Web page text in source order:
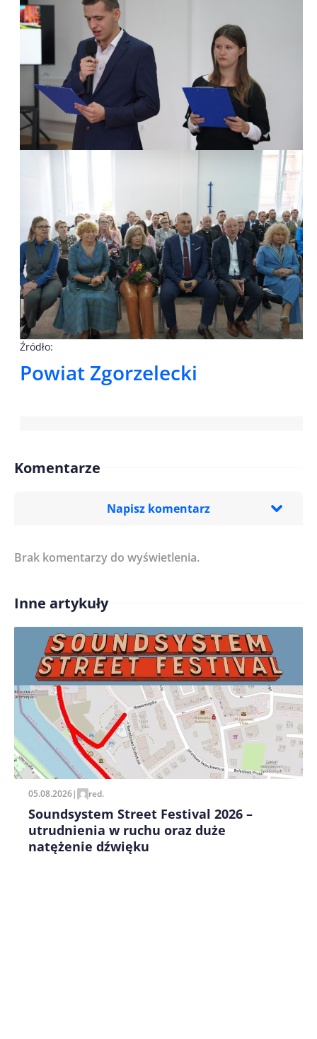
Źródło:
Powiat Zgorzelecki
Komentarze
Napisz komentarz
Treść komentarza*
Imię/ Nick*
Zapamiętaj moje dane w tej przeglądarce podczas
pisania kolejnych komentarzy.
Brak komentarzy do wyświetlenia.
Inne artykuły
05.08.2026| red.
Soundsystem Street Festival 2026 –
utrudnienia w ruchu oraz duże
natężenie dźwięku